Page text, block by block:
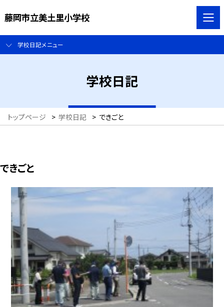
藤岡市立美土里小学校
学校日記メニュー
学校日記
トップページ > 学校日記 > できごと
できごと